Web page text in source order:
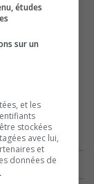
études
sur un
et les
stockées
avec lui,
et
données de